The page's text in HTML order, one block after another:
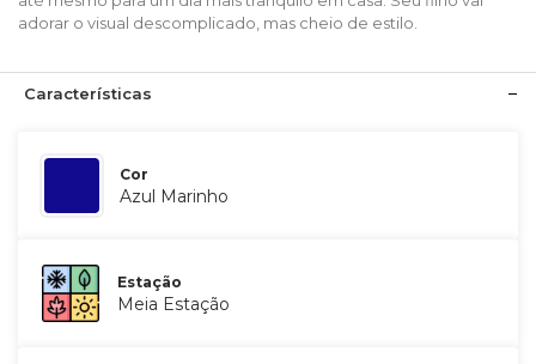
adorar o visual descomplicado, mas cheio de estilo.
Características
Cor
Azul Marinho
Estação
Meia Estação